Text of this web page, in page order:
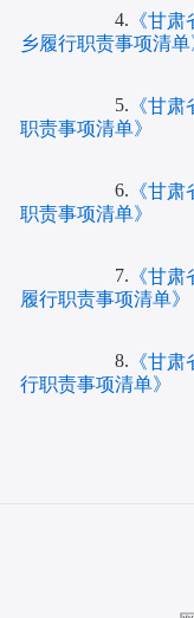
4. 《甘
乡履行职责事项清单
5. 《甘
职责事项清单》
6. 《甘
职责事项清单》
7. 《甘
履行职责事项清单》
8. 《甘
行职责事项清单》